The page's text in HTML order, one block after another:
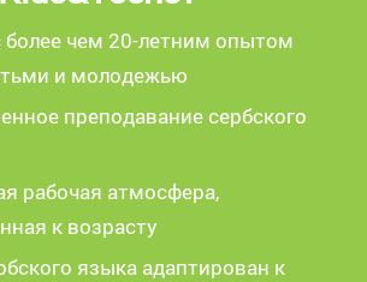
чем 20-летним опытом
и молодежью
преподавание сербского
рабочая атмосфера,
к возрасту
языка адаптирован к